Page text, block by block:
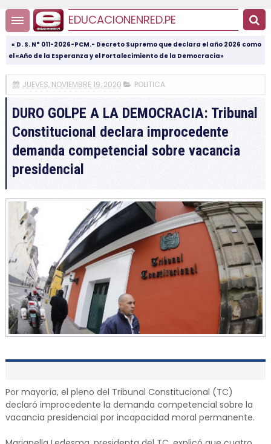
EDUCACIONENRED.PE
« D. S. N° 011-2026-PCM.- Decreto Supremo que declara el año 2026 como
el «Año de la Esperanza y el Fortalecimiento de la Democracia»
JUEVES, NOVIEMBRE 19, 2020 POLITICA
DURO GOLPE A LA DEMOCRACIA: Tribunal
Constitucional declara improcedente
demanda competencial sobre vacancia
presidencial
Por mayoría, el pleno del Tribunal Constitucional (TC)
declaró improcedente la demanda competencial sobre la
vacancia presidencial por incapacidad moral permanente.